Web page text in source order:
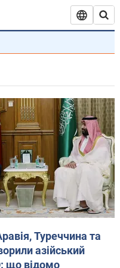
Туреччина та
азійський
що відомо